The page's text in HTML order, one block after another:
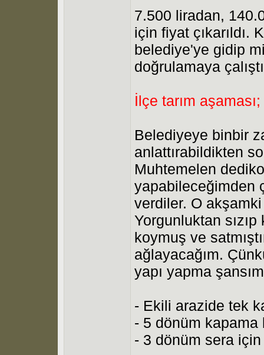
7.500 liradan,
için fiyat çıkarıldı.
belediye'ye gidip
doğrulamaya
İlçe tarım aşaması;
Belediyeye binbir
anlattırabildikten
Muhtemelen
yapabileceğimden
verdiler. O
Yorgunluktan
koymuş ve
ağlayacağım.
yapı yapma
- Ekili arazide tek
- 5 dönüm
- 3 dönüm sera